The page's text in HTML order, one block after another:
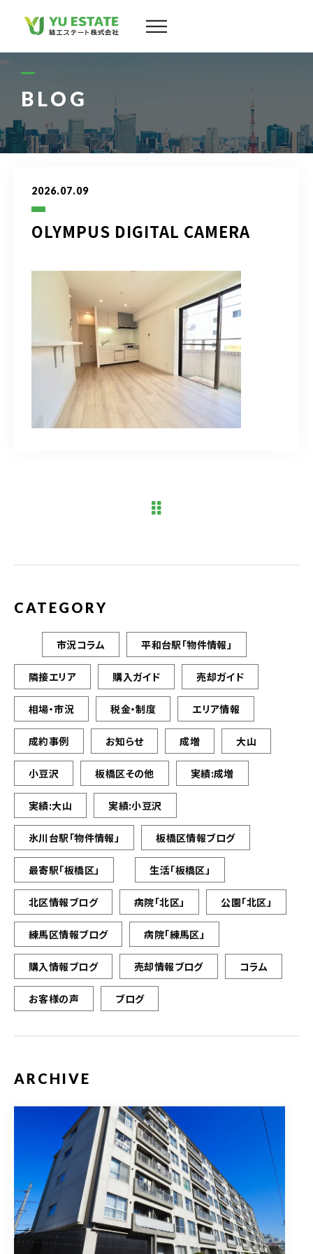
BLOG
2026.07.09
OLYMPUS DIGITAL CAMERA
CATEGORY
市況コラム 平和台駅「物件情報」
隣接エリア 購入ガイド 売却ガイド
相場・市況 税金・制度 エリア情報
成約事例 お知らせ 成増 大山
小豆沢 板橋区その他 実績:成増
実績:大山 実績:小豆沢
氷川台駅「物件情報」 板橋区情報ブログ
最寄駅「板橋区」 生活「板橋区」
北区情報ブログ 病院「北区」 公園「北区」
練馬区情報ブログ 病院「練馬区」
購入情報ブログ 売却情報ブログ コラム
お客様の声 ブログ
ARCHIVE
物件情報
お客様の声
ブログ
アクセス
03-6909-2648
お問い合わせはこちら